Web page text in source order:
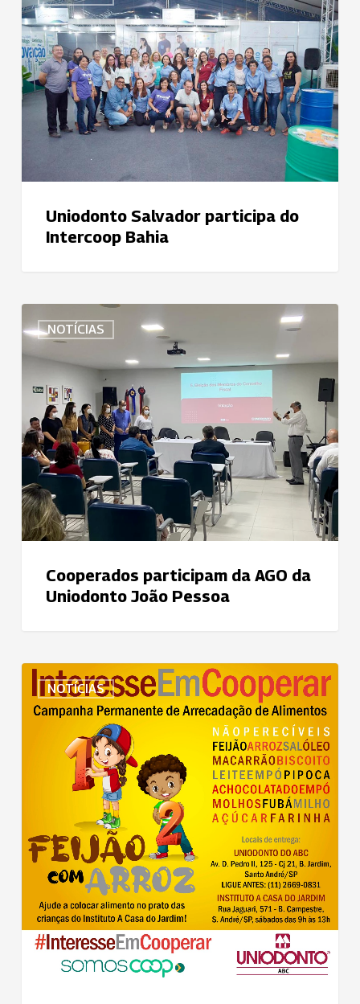
participa
do
Intercoop
Bahia
Uniodonto Salvador participa do
Intercoop Bahia
NOTÍCIAS
participam
da
da
Uniodonto
João
Pessoa
Cooperados participam da AGO da
Uniodonto João Pessoa
NOTÍCIAS
Uniodonto
do
ABC
campanha
permanente
de
alimentos
entidade
assistência